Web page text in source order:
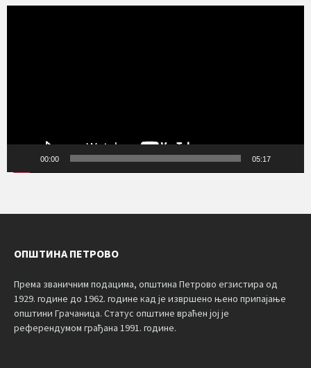
00:00 05:17
ОПШТИНА ПЕТРОВО
Према званичним подацима, општина Петрово егзистира од
1929. године до 1962. године кад је извршено њено припајање
општини Грачаница. Статус општине враћен јој је
референдумом грађана 1991. године.